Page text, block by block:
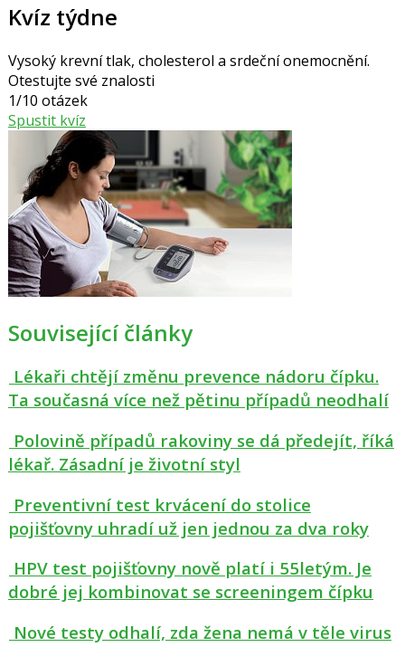
Kvíz týdne
Vysoký krevní tlak, cholesterol a srdeční onemocnění.
Otestujte své znalosti
1/10 otázek
Spustit kvíz
Související články
Lékaři chtějí změnu prevence nádoru čípku.
Ta současná více než pětinu případů neodhalí
Polovině případů rakoviny se dá předejít, říká
lékař. Zásadní je životní styl
Preventivní test krvácení do stolice
pojišťovny uhradí už jen jednou za dva roky
HPV test pojišťovny nově platí i 55letým. Je
dobré jej kombinovat se screeningem čípku
Nové testy odhalí, zda žena nemá v těle virus